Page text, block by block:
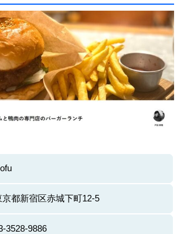
京都新宿区赤城下町12-5
3528-9886